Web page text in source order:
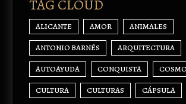
TAG CLOUD
ALICANTE AMOR ANIMALES
ANTONIO BARNÉS ARQUITECTURA
AUTOAYUDA CONQUISTA
CULTURA CULTURAS CÁPSULA